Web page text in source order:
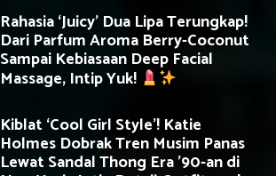
Rahasia ‘Juicy’ Dua Lipa Terungkap!
Dari Parfum Aroma Berry-Coconut
Sampai Kebiasaan Deep Facial
Massage, Intip Yuk!
Kiblat ‘Cool Girl Style’! Katie
Holmes Dobrak Tren Musim Panas
Lewat Sandal Thong Era ’90-an di